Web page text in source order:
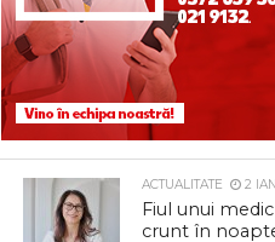
ACTUALITATE 2
Fiul unui
crunt în